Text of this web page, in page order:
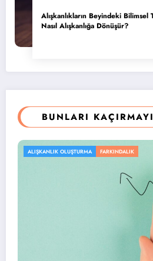
Alışkanlıkların Beyindeki Bilimsel
Nasıl Alışkanlığa Dönüşür?
BUNLARI
ALIŞKANLIK OLUŞTURMA FARKINDALIK